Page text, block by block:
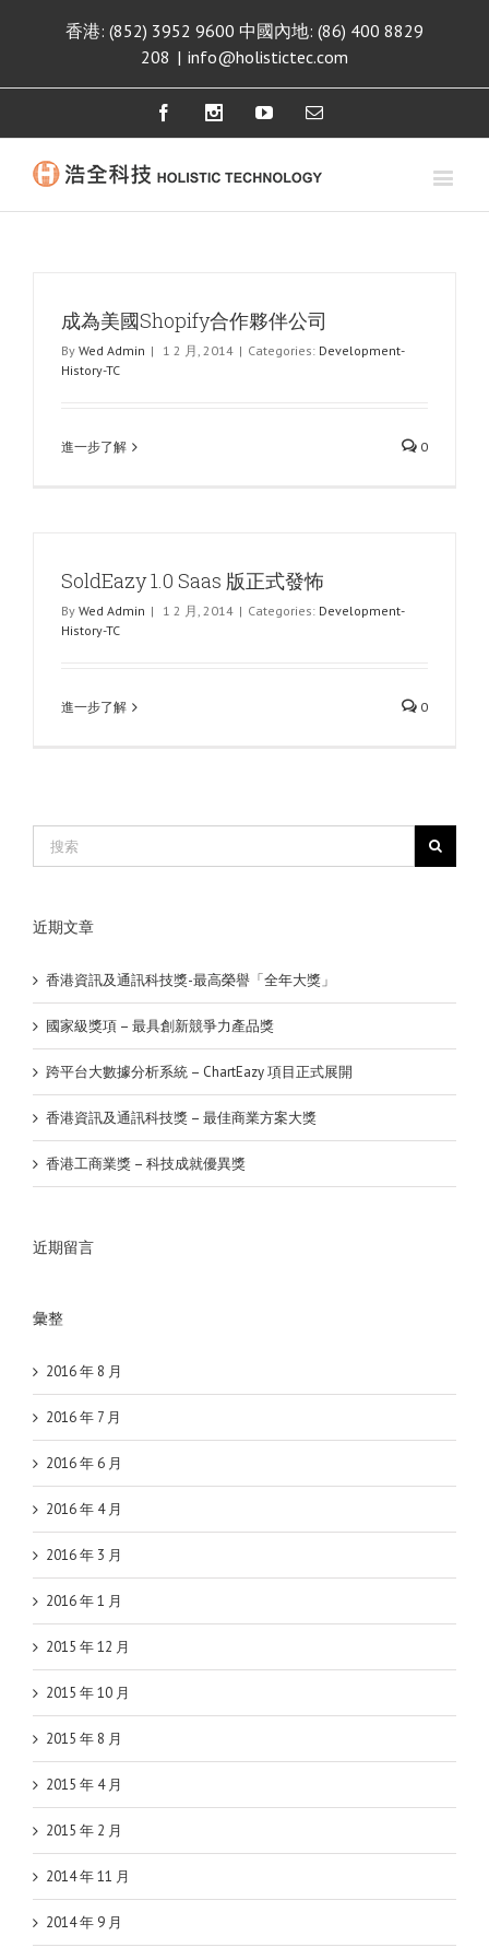
香港: (852) 3952 9600 中國內地: (86) 400 8829
208 | info@holistictec.com
FacebookInstagramYoutubeEmail
成為美國Shopify合作夥伴公司
By Wed Admin | 1 2 月, 2014 | Categories: Development-
History-TC
進一步了解 0
SoldEazy 1.0 Saas 版正式發怖
By Wed Admin | 1 2 月, 2014 | Categories: Development-
History-TC
進一步了解 0
近期文章
香港資訊及通訊科技獎-最高榮譽「全年大獎」
國家級獎項 – 最具創新競爭力產品獎
跨平台大數據分析系統 – ChartEazy 項目正式展開
香港資訊及通訊科技獎 – 最佳商業方案大獎
香港工商業獎 – 科技成就優異獎
近期留言
彙整
2016 年 8 月
2016 年 7 月
2016 年 6 月
2016 年 4 月
2016 年 3 月
2016 年 1 月
2015 年 12 月
2015 年 10 月
2015 年 8 月
2015 年 4 月
2015 年 2 月
2014 年 11 月
2014 年 9 月